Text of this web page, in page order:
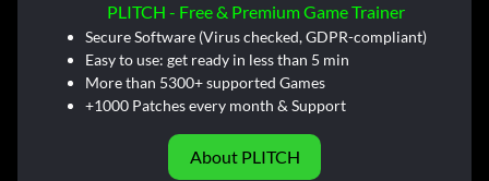
PLITCH - Free & Premium Game Trainer
Secure Software (Virus checked, GDPR-compliant)
Easy to use: get ready in less than 5 min
More than 5300+ supported Games
+1000 Patches every month & Support
About PLITCH